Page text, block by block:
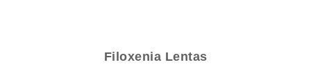
Filoxenia Lentas